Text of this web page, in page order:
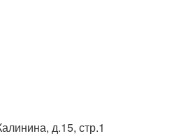
д.15, стр.1